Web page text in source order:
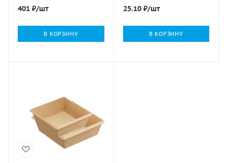
401 ₽/шт
В КОРЗИНУ
25.10₽/шт
В КОРЗИНУ